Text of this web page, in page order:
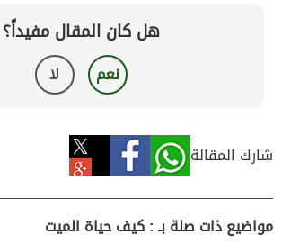
هل كان المقال مفيداً؟
نعم لا
شارك المقالة
مواضيع ذات صلة بـ : كيف حياة الميت